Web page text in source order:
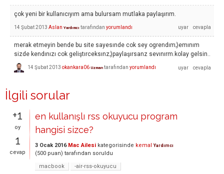
çok yeni bir kullanıcıyım ama bulursam mutlaka paylaşırım.
14 Şubat 2013 Aslan Yardımcı tarafından yorumlandı
merak etmeyin bende bu site sayesınde cok sey ogrendım;)emınım
sizde kendınızı cok geliştırceksınz;)paylaşırsanz sevınırm.kolay gelsin..
14 Şubat 2013 okankara06 Uzman tarafından yorumlandı
İlgili sorular
+1
oy
1
cevap
en kullanışlı rss okuyucu program
hangisi sizce?
3 Ocak 2016 Mac Ailesi kategorisinde kemal Yardımcı
(500 puan) tarafından soruldu
macbook
-air-rss-okuyucu